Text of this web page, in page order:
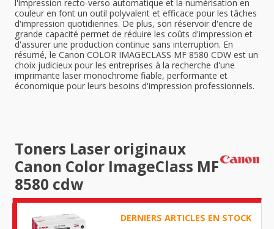
l'impression recto-verso automatique et la numérisation en
couleur en font un outil polyvalent et efficace pour les tâches
d'impression quotidiennes. De plus, son réservoir d'encre de
grande capacité permet de réduire les coûts d'impression et
d'assurer une production continue sans interruption. En
résumé, le Canon COLOR IMAGECLASS MF 8580 CDW est un
choix judicieux pour les entreprises à la recherche d'une
imprimante laser monochrome fiable, performante et
économique pour leurs besoins d'impression professionnels.
Toners Laser originaux
Canon Color ImageClass MF
8580 cdw
DERNIERS ARTICLES EN STOCK